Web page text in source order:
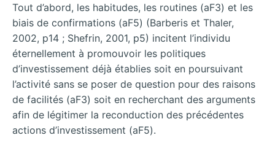
Tout d’abord, les habitudes, les routines (aF3) et les
biais de confirmations (aF5) (Barberis et Thaler,
2002, p14 ; Shefrin, 2001, p5) incitent l’individu
éternellement à promouvoir les politiques
d’investissement déjà établies soit en poursuivant
l’activité sans se poser de question pour des raisons
de facilités (aF3) soit en recherchant des arguments
afin de légitimer la reconduction des précédentes
actions d’investissement (aF5).